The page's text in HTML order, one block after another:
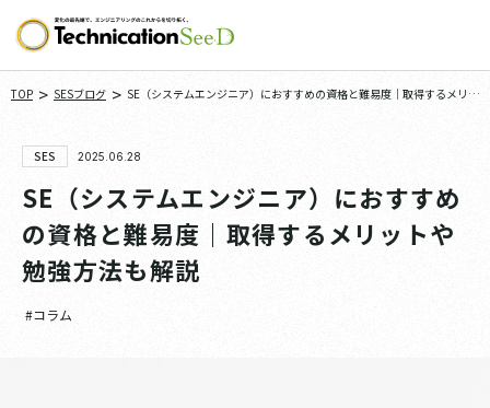
TOP > SESブログ > SE（システムエンジニア）におすすめの資格と難易度｜取得するメリッ
SES 2025.06.28
SE（システムエンジニア）におすすめ
の資格と難易度｜取得するメリットや
勉強方法も解説
#コラム